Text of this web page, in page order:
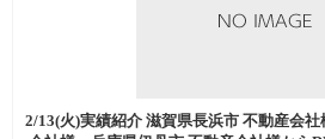
2/13(火)実績紹介 滋賀県長浜市 不動産会